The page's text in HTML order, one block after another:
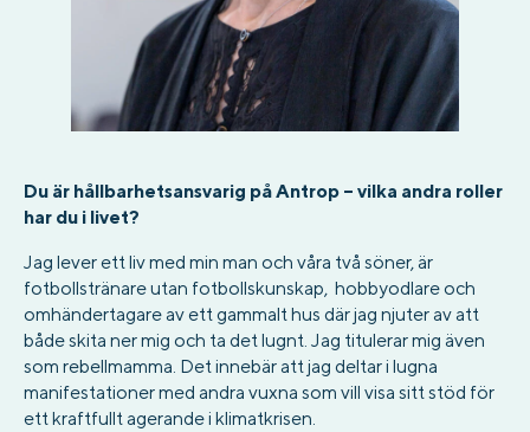
Du är hållbarhetsansvarig på Antrop – vilka andra roller
har du i livet?
Jag lever ett liv med min man och våra två söner, är
fotbollstränare utan fotbollskunskap, hobbyodlare och
omhändertagare av ett gammalt hus där jag njuter av att
både skita ner mig och ta det lugnt. Jag titulerar mig även
som rebellmamma. Det innebär att jag deltar i lugna
manifestationer med andra vuxna som vill visa sitt stöd för
ett kraftfullt agerande i klimatkrisen.